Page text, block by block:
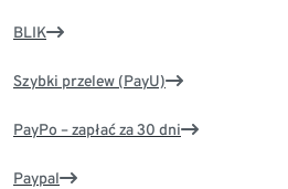
BLIK
Szybki przelew (PayU)
PayPo – zapłać za 30 dni
Paypal